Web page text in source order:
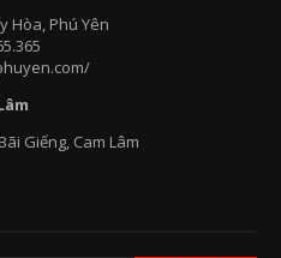
Hòa, Phú Yên
Giếng, Cam Lâm